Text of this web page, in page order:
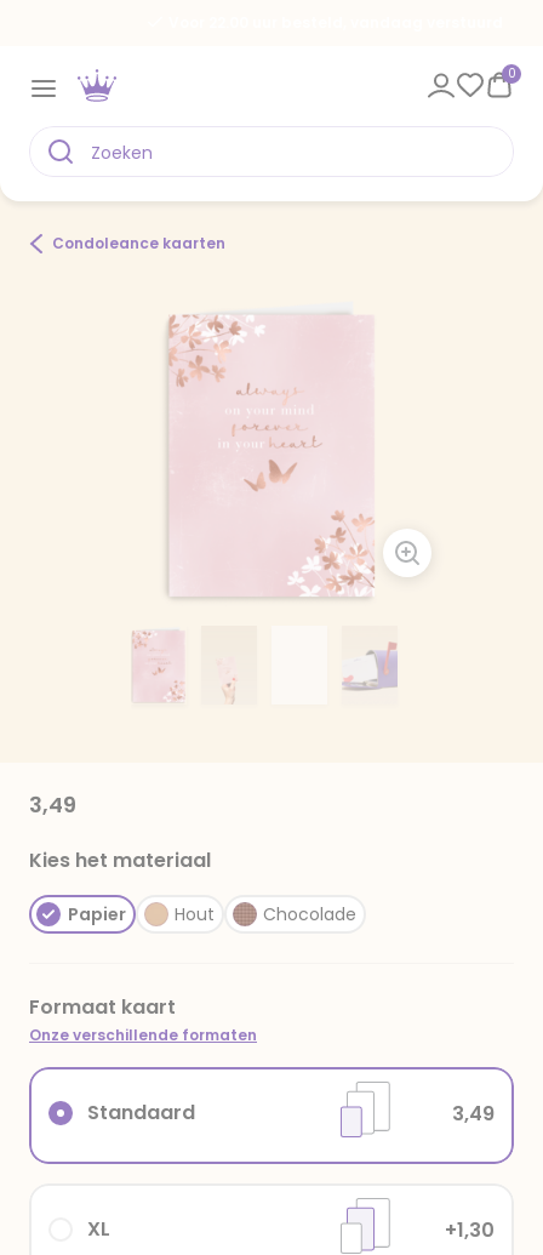
0
Condoleance kaarten
3,49
Kies het materiaal
Papier Hout Chocolade
Formaat kaart
Onze verschillende formaten
XL +1,30
Standaard 3,49